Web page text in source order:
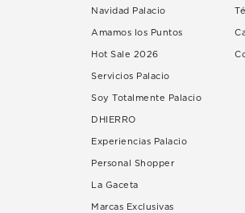
Navidad Palacio
Amamos los Puntos
Hot Sale 2026
Servicios Palacio
Soy Totalmente Palacio
DHIERRO
Experiencias Palacio
Personal Shopper
La Gaceta
Marcas Exclusivas